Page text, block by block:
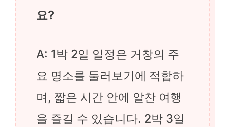
요?
A: 1박 2일 일정은 거창의 주
요 명소를 둘러보기에 적합하
며, 짧은 시간 안에 알찬 여행
을 즐길 수 있습니다. 2박 3일